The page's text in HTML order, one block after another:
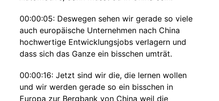
00:00:05: Deswegen sehen wir gerade so viele
auch europäische Unternehmen nach China
hochwertige Entwicklungsjobs verlagern und
dass sich das Ganze ein bisschen umträt.
00:00:16: Jetzt sind wir die, die lernen wollen
und wir werden gerade so ein bisschen in
Europa zur Bergbank von China weil die